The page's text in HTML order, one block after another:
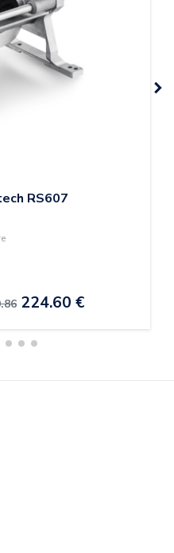
RS607
224.60 €